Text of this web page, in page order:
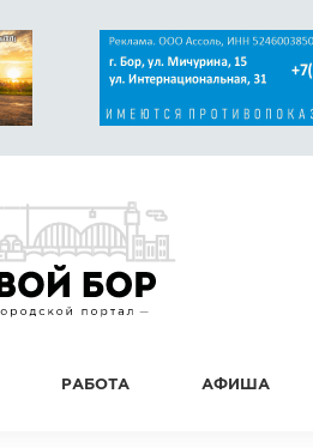
РАБОТА АФИША